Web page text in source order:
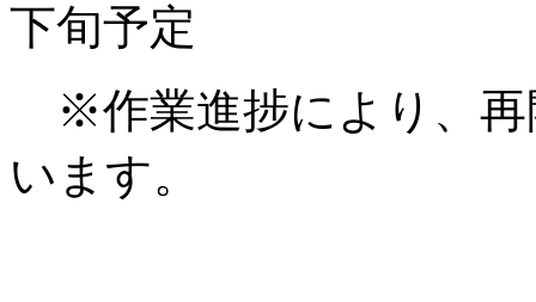
下旬予定
※作業進捗により、再
います。